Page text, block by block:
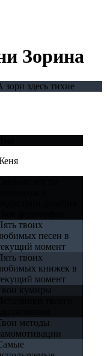
Зорина
зори здесь тихие
твоих
песен в
момент
твоих
книжек в
момент
кумиры
методы